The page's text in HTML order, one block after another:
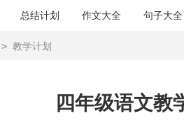
总结计划 作文大全 句子大全
> 教学计划
四年级语文教